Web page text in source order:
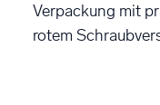
Verpackung mit
rotem